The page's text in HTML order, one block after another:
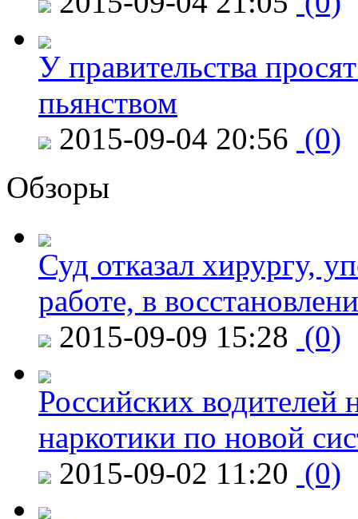
У правительства
пьянством
2015-09-04 20:56 (0)
Обзоры
Суд отказал хирургу,
работе, в
2015-09-09 15:28 (0)
Российских водителей
наркотики по новой
2015-09-02 11:20 (0)